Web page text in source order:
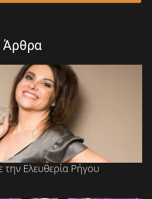
Άρθρα
την Ελευθερία Ρήγου